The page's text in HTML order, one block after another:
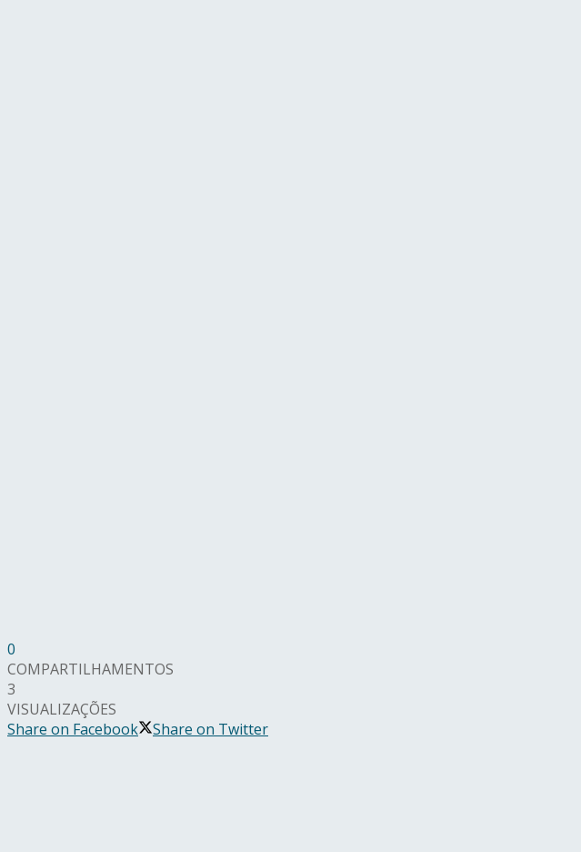
0
COMPARTILHAMENTOS
3
VISUALIZAÇÕES
Share on Facebook
Share on Twitter